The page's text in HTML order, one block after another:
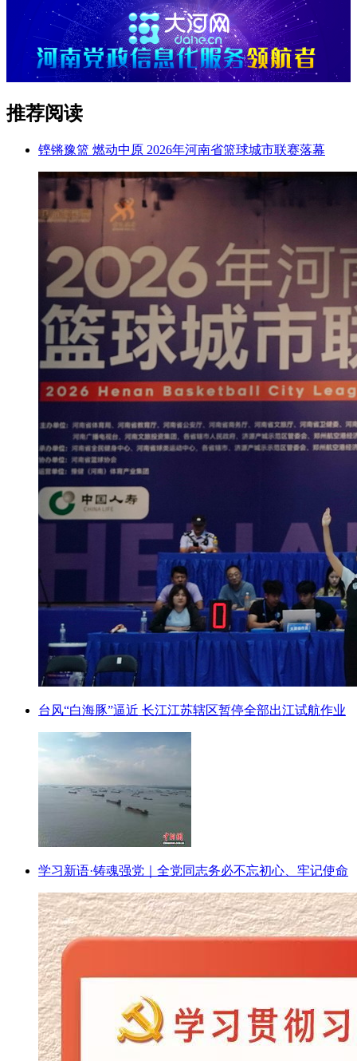
推荐阅读
铿锵豫篮 燃动中原 2026年河南省篮球城市联赛落幕
台风“白海豚”逼近 长江江苏辖区暂停全部出江试航作业
学习新语·铸魂强党｜全党同志务必不忘初心、牢记使命